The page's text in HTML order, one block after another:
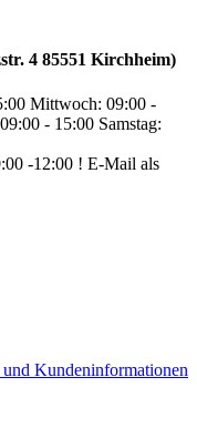
4 85551 Kirchheim)
Mittwoch: 09:00 -
- 15:00 Samstag:
-12:00 ! E-Mail als
Kundeninformationen